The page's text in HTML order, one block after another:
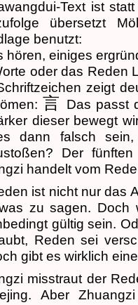
Text ist
übersetzt
benutzt:
hören, einiges
oder das Reden
zeigt
言 Das passt
dieser bewegt
dann falsch
Der
handelt vom
ist nicht nur das
zu sagen. Doch
gültig sein.
Reden sei
gibt es wirklich
misstraut der
Aber